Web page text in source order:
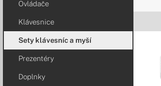
Ovládače
Klávesnice
Sety klávesníc a myší
Prezentéry
Doplnky